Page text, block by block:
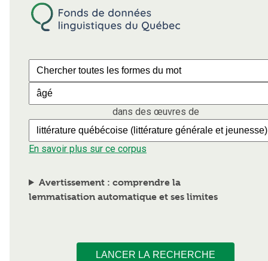
dans des œuvres de
En savoir plus sur ce corpus
Avertissement : comprendre la
lemmatisation automatique et ses limites
LANCER LA RECHERCHE